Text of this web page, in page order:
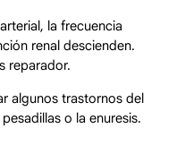
la frecuencia
renal descienden.
reparador.
algunos trastornos del
o la enuresis.